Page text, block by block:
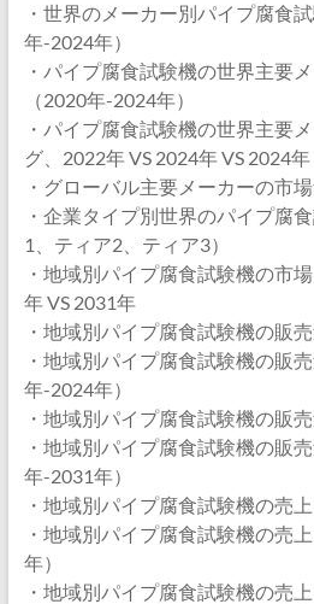
・世界のメーカー別パイプ腐食
年-2024年）
・パイプ腐食試験機の世界主要
（2020年-2024年）
・パイプ腐食試験機の世界主要
グ、2022年 VS 2024年 VS 2024年
・グローバル主要メーカーの市
・企業タイプ別世界のパイプ腐
1、ティア2、ティア3）
・地域別パイプ腐食試験機の市
年 VS 2031年
・地域別パイプ腐食試験機の販
・地域別パイプ腐食試験機の販
年-2024年）
・地域別パイプ腐食試験機の販
・地域別パイプ腐食試験機の販
年-2031年）
・地域別パイプ腐食試験機の売
・地域別パイプ腐食試験機の売
年）
・地域別パイプ腐食試験機の売